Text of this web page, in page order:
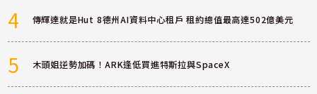
4 傳輝達就是Hut 8德州AI資料中心租戶 租約總值最高達502億美元
5 木頭姐逆勢加碼！ARK逢低買進特斯拉與SpaceX